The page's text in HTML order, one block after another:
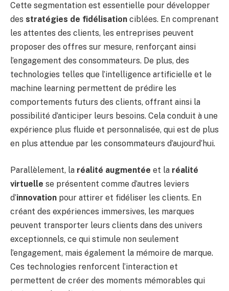
Cette segmentation est essentielle pour développer
des stratégies de fidélisation ciblées. En comprenant
les attentes des clients, les entreprises peuvent
proposer des offres sur mesure, renforçant ainsi
l’engagement des consommateurs. De plus, des
technologies telles que l’intelligence artificielle et le
machine learning permettent de prédire les
comportements futurs des clients, offrant ainsi la
possibilité d’anticiper leurs besoins. Cela conduit à une
expérience plus fluide et personnalisée, qui est de plus
en plus attendue par les consommateurs d’aujourd’hui.
Parallèlement, la réalité augmentée et la réalité
virtuelle se présentent comme d’autres leviers
d’innovation pour attirer et fidéliser les clients. En
créant des expériences immersives, les marques
peuvent transporter leurs clients dans des univers
exceptionnels, ce qui stimule non seulement
l’engagement, mais également la mémoire de marque.
Ces technologies renforcent l’interaction et
permettent de créer des moments mémorables qui